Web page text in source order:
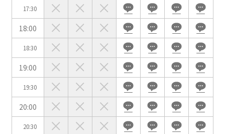
17:30
18:00
18:30
19:00
19:30
20:00
20:30
試験
展示会・販売会
この条件で検索
選択している条件をリセットする